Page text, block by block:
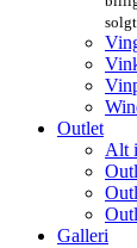
Outlet
Alt
Galleri